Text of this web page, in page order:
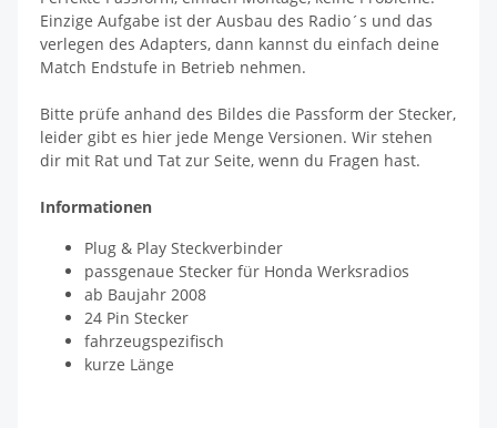
Einzige Aufgabe ist der Ausbau des Radio´s und das
verlegen des Adapters, dann kannst du einfach deine
Match Endstufe in Betrieb nehmen.
Bitte prüfe anhand des Bildes die Passform der Stecker,
leider gibt es hier jede Menge Versionen. Wir stehen
dir mit Rat und Tat zur Seite, wenn du Fragen hast.
Informationen
Plug & Play Steckverbinder
passgenaue Stecker für Honda Werksradios
ab Baujahr 2008
24 Pin Stecker
fahrzeugspezifisch
kurze Länge